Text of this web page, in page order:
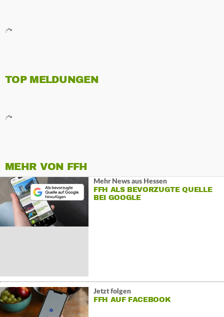
TOP MELDUNGEN
MEHR VON FFH
Mehr News aus Hessen
FFH ALS BEVORZUGTE QUELLE
BEI GOOGLE
Jetzt folgen
FFH AUF FACEBOOK